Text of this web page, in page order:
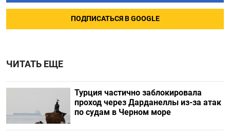
ПОДПИСАТЬСЯ В GOOGLE
ЧИТАТЬ ЕЩЕ
Турция частично заблокировала
проход через Дарданеллы из-за атак
по судам в Черном море